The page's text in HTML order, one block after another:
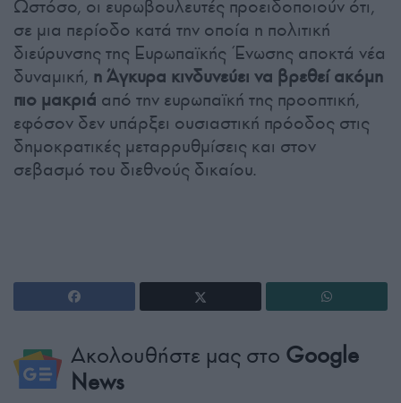
Ωστόσο, οι ευρωβουλευτές προειδοποιούν ότι,
σε μια περίοδο κατά την οποία η πολιτική
διεύρυνσης της Ευρωπαϊκής Ένωσης αποκτά νέα
δυναμική, η Άγκυρα κινδυνεύει να βρεθεί ακόμη
πιο μακριά από την ευρωπαϊκή της προοπτική,
εφόσον δεν υπάρξει ουσιαστική πρόοδος στις
δημοκρατικές μεταρρυθμίσεις και στον
σεβασμό του διεθνούς δικαίου.
Ακολουθήστε μας στο Google
News